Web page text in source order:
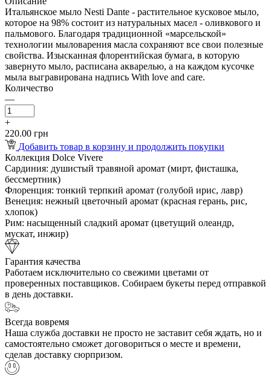
Итальянское мыло Nesti Dante - растительное кусковое мыло,
которое на 98% состоит из натуральных масел - оливкового и
пальмового. Благодаря традиционной «марсельской»
технологии мыловарения масла сохраняют все свои полезные
свойства. Изысканная флорентийская бумага, в которую
завернуто мыло, расписана акварелью, а на каждом кусочке
мыла выгравирована надпись With love and care.
Количество
—
+
220.00 грн
Добавить товар в корзину и продолжить покупки
Коллекция Dolce Vivere
Сардиния: душистый травяной аромат (мирт, фисташка,
бессмертник)
Флоренция: тонкий терпкий аромат (голубой ирис, лавр)
Венеция: нежный цветочный аромат (красная герань, рис,
хлопок)
Рим: насыщенный сладкий аромат (цветущий олеандр,
мускат, инжир)
Гарантия качества
Работаем исключительно со свежими цветами от
проверенных поставщиков. Собираем букеты перед отправкой
в день доставки.
Всегда вовремя
Наша служба доставки не просто не заставит себя ждать, но и
самостоятельно сможет договориться о месте и времени,
сделав доставку сюрпризом.